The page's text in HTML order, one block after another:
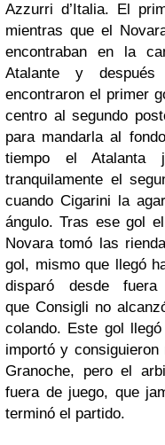
Azzurri d’Italia. El
mientras que el
encontraban en la
Atalante y
encontraron el primer
centro al segundo
para mandarla al
tiempo el Atalanta
tranquilamente el
cuando Cigarini la
ángulo. Tras ese gol
Novara tomó las
gol, mismo que llegó
disparó desde
que Consigli no
colando. Este gol
importó y
Granoche, pero el
fuera de juego, que
terminó el partido.